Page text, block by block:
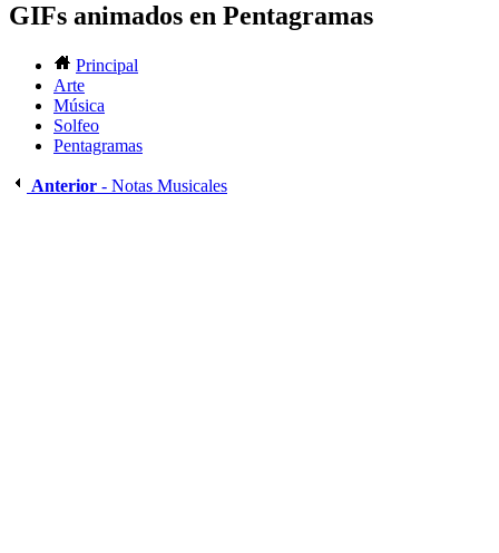
GIFs animados en Pentagramas
Principal
Arte
Música
Solfeo
Pentagramas
Anterior - Notas Musicales